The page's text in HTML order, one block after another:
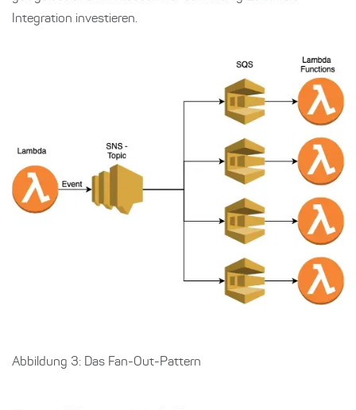
Integration investieren.
Abbildung 3: Das Fan-Out-Pattern